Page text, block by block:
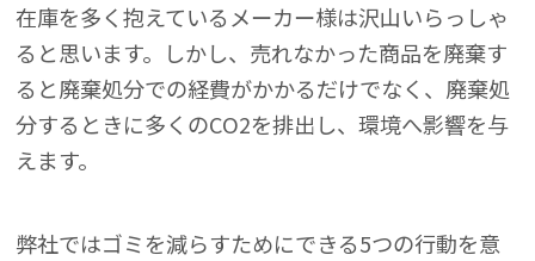
在庫を多く抱えているメーカー様は沢山いらっしゃ
ると思います。しかし、売れなかった商品を廃棄す
ると廃棄処分での経費がかかるだけでなく、廃棄処
分するときに多くのCO2を排出し、環境へ影響を与
えます。
弊社ではゴミを減らすためにできる5つの行動を意